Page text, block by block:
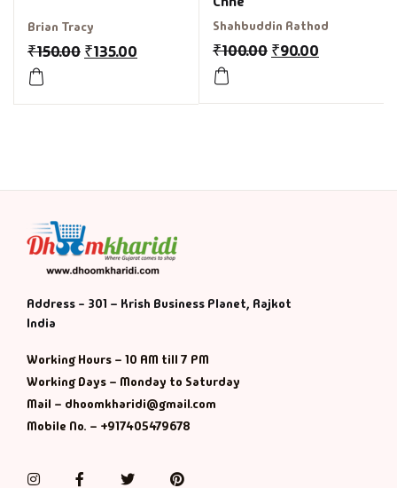
Brian Tracy
₹150.00 ₹135.00
Shahbuddin Rathod
₹100.00 ₹90.00
Address - 301 – Krish Business Planet, Rajkot
India
Working Hours – 10 AM till 7 PM
Working Days – Monday to Saturday
Mail – dhoomkharidi@gmail.com
Mobile No. – +917405479678
InstagramFacebookTwitterPinterest